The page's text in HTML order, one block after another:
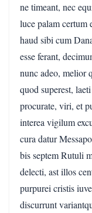
ne timeant, nec
luce palam certum
haud sibi cum
esse ferant,
nunc adeo, melior
quod superest,
procurate, viri, et
interea vigilum
cura datur
bis septem Rutuli
delecti, ast illos
purpurei cristis
discurrunt